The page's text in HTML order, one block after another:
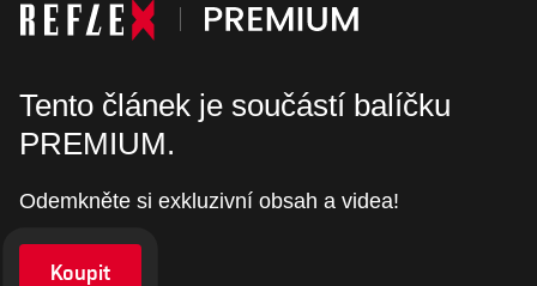
Tento článek je součástí balíčku
PREMIUM.
Odemkněte si exkluzivní obsah a videa!
Koupit